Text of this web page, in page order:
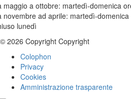
maggio a ottobre: martedì-domenica
novembre ad aprile: martedì-
lunedì
© 2026 Copyright Copyright
Colophon
Privacy
Cookies
Amministrazione trasparente